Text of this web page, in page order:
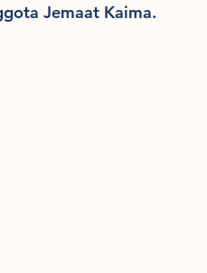
Jemaat Kaima.